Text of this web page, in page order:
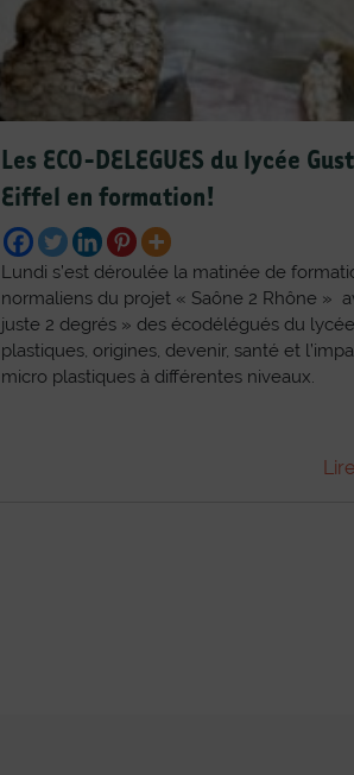
Les ECO-DELEGUES du lycée
Eiffel en formation!
Lundi s’est déroulée la matinée de
normaliens du projet « Saône 2 Rhône »
juste 2 degrés » des écodélégués du
plastiques, origines, devenir, santé et
micro plastiques à différentes niveaux.